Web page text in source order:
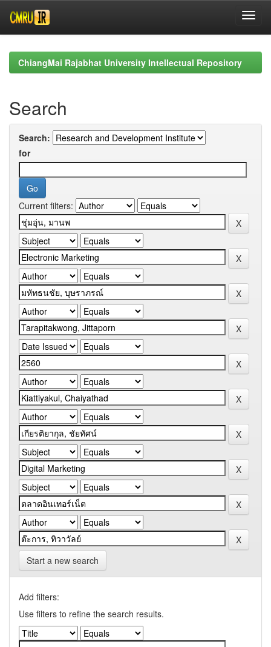
navigationChiangMai Rajabhat University Intellectual Repository
Search
Search:
for
Current filters:
Start a new search
Add filters:
Use filters to refine the search results.